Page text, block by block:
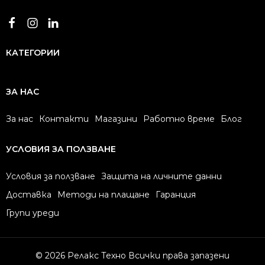
КАТЕГОРИИ
ЗА НАС
За нас Контакти Магазини Работно време Блог
УСЛОВИЯ ЗА ПОЛЗВАНЕ
Условия за ползване
Защита на личните данни
Доставка
Методи на плащане
Гаранция
Групи уреди
© 2026 Релакс Техно Всички права запазени